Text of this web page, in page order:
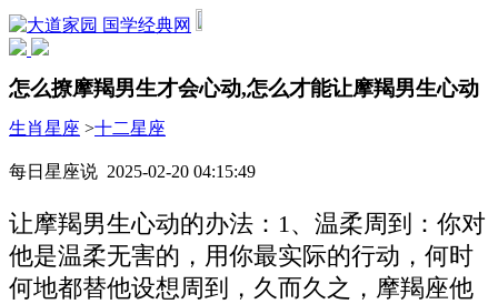
国学经典网
怎么撩摩羯男生才会心动,怎么才能让摩羯男生心动
生肖星座 >十二星座
每日星座说 2025-02-20 04:15:49
让摩羯男生心动的办法：1、温柔周到：你对
他是温柔无害的，用你最实际的行动，何时
何地都替他设想周到，久而久之，摩羯座他